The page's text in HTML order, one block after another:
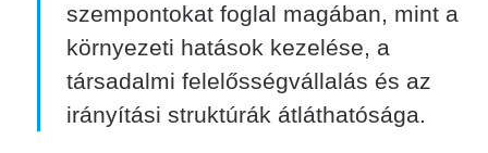
szempontokat foglal magában, mint a
környezeti hatások kezelése, a
társadalmi felelősségvállalás és az
irányítási struktúrák átláthatósága.